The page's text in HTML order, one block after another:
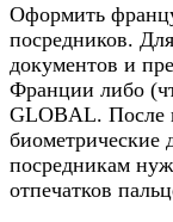
Оформить
посредников.
документов и
Франции либо
GLOBAL. После
посредникам
отпечатков